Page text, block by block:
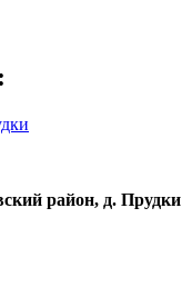
район, д. Прудки